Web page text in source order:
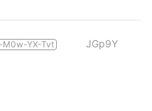
M0w-YX-Tvt JGp9Y